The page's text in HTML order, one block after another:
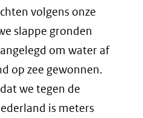
volgens onze
slappe gronden
om water af
op zee gewonnen.
we tegen de
is meters